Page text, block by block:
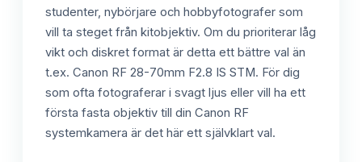
studenter, nybörjare och hobbyfotografer som
vill ta steget från kitobjektiv. Om du prioriterar låg
vikt och diskret format är detta ett bättre val än
t.ex. Canon RF 28-70mm F2.8 IS STM. För dig
som ofta fotograferar i svagt ljus eller vill ha ett
första fasta objektiv till din Canon RF
systemkamera är det här ett självklart val.